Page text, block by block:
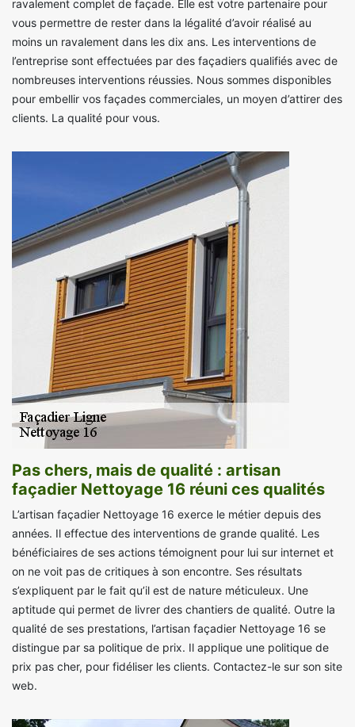
ravalement complet de façade. Elle est votre partenaire pour
vous permettre de rester dans la légalité d’avoir réalisé au
moins un ravalement dans les dix ans. Les interventions de
l’entreprise sont effectuées par des façadiers qualifiés avec de
nombreuses interventions réussies. Nous sommes disponibles
pour embellir vos façades commerciales, un moyen d’attirer des
clients. La qualité pour vous.
Pas chers, mais de qualité : artisan
façadier Nettoyage 16 réuni ces qualités
L’artisan façadier Nettoyage 16 exerce le métier depuis des
années. Il effectue des interventions de grande qualité. Les
bénéficiaires de ses actions témoignent pour lui sur internet et
on ne voit pas de critiques à son encontre. Ses résultats
s’expliquent par le fait qu’il est de nature méticuleux. Une
aptitude qui permet de livrer des chantiers de qualité. Outre la
qualité de ses prestations, l’artisan façadier Nettoyage 16 se
distingue par sa politique de prix. Il applique une politique de
prix pas cher, pour fidéliser les clients. Contactez-le sur son site
web.